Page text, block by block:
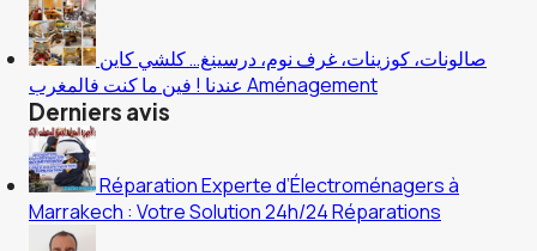
صالونات، كوزينات، غرف نوم، درسينغ… كلشي كاين
عندنا ! فين ما كنت فالمغرب Aménagement
Derniers avis
Réparation Experte d’Électroménagers à
Marrakech : Votre Solution 24h/24Réparations